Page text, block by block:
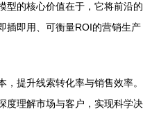
型的核心价值在于，它将前沿的
插即用、可衡量ROI的营销生产
，提升线索转化率与销售效率。
度理解市场与客户，实现科学决